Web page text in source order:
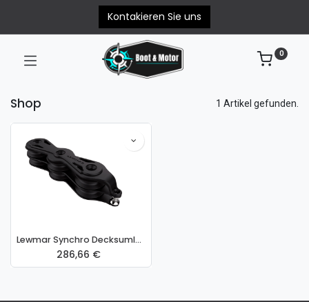
Kontakieren Sie uns
0
Shop 1 Artikel gefunden.
Lewmar Synchro Decksumlenker 2 x 3 Scheiben 60mm 29916042BK
286,66 €